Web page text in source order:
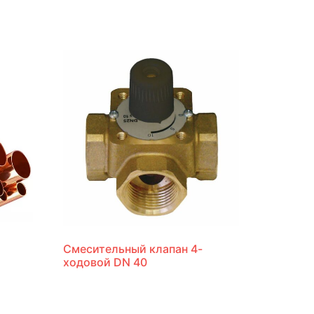
Смесительный клапан 4-
ходовой DN 40